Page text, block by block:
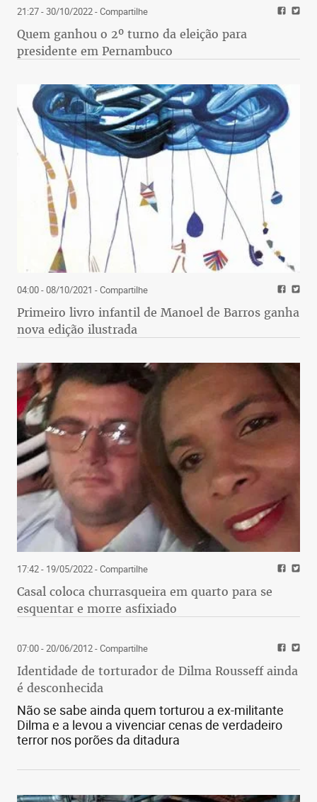
21:27 - 30/10/2022- Compartilhe
Quem ganhou o 2º turno da eleição para
presidente em Pernambuco
04:00 - 08/10/2021 - Compartilhe
Primeiro livro infantil de Manoel de Barros ganha
nova edição ilustrada
17:42 - 19/05/2022- Compartilhe
Casal coloca churrasqueira em quarto para se
esquentar e morre asfixiado
07:00 - 20/06/2012- Compartilhe
Identidade de torturador de Dilma Rousseff ainda
é desconhecida
Não se sabe ainda quem torturou a ex-militante
Dilma e a levou a vivenciar cenas de verdadeiro
terror nos porões da ditadura